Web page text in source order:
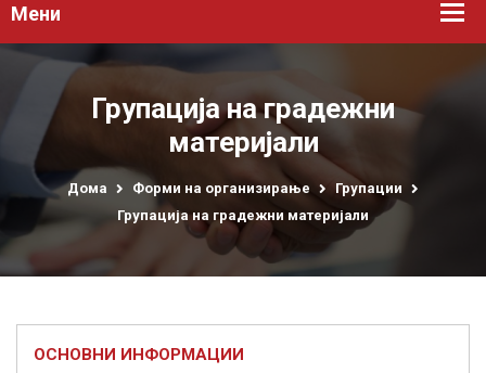
Мени
Групација на градежни
материјали
Дома Форми на организирање
Групации
Групација на градежни материјали
ОСНОВНИ ИНФОРМАЦИИ